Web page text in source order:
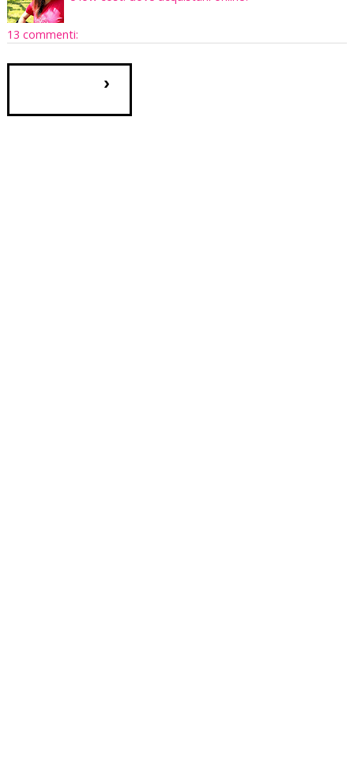
13 commenti:
›